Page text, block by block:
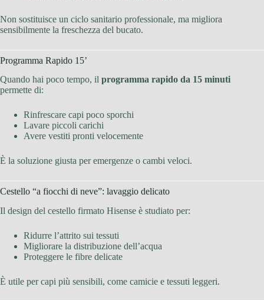
Non sostituisce un ciclo sanitario professionale, ma migliora
sensibilmente la freschezza del bucato.
Programma Rapido 15’
Quando hai poco tempo, il programma rapido da 15 minuti
permette di:
Rinfrescare capi poco sporchi
Lavare piccoli carichi
Avere vestiti pronti velocemente
È la soluzione giusta per emergenze o cambi veloci.
Cestello “a fiocchi di neve”: lavaggio delicato
Il design del cestello firmato Hisense è studiato per:
Ridurre l’attrito sui tessuti
Migliorare la distribuzione dell’acqua
Proteggere le fibre delicate
È utile per capi più sensibili, come camicie e tessuti leggeri.